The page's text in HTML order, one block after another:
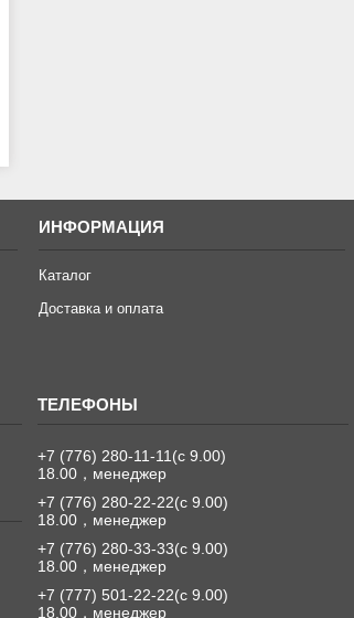
ИНФОРМАЦИЯ
Каталог
Доставка и оплата
+7 (776) 280-11-11 с 9.00
18.00，менеджер
+7 (776) 280-22-22 с 9.00
18.00，менеджер
+7 (776) 280-33-33 с 9.00
18.00，менеджер
+7 (777) 501-22-22 с 9.00
18.00，менеджер